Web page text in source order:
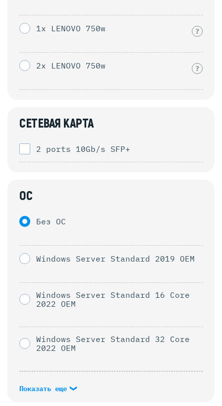
1x LENOVO 750w ?
2x LENOVO 750w ?
СЕТЕВАЯ КАРТА
2 ports 10Gb/s SFP+
ОС
Без ОС
Windows Server Standard 2019 OEM
Windows Server Standard 16 Core
2022 OEM
Windows Server Standard 32 Core
2022 OEM
Показать еще